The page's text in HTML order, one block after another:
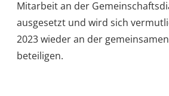
Mitarbeit an der
ausgesetzt und wird sich
2023 wieder an der
beteiligen.